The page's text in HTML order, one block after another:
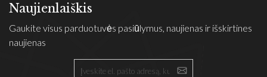
Naujienlaiškis
Gaukite visus parduotuvės pasiūlymus, naujienas ir išskirtines
naujienas